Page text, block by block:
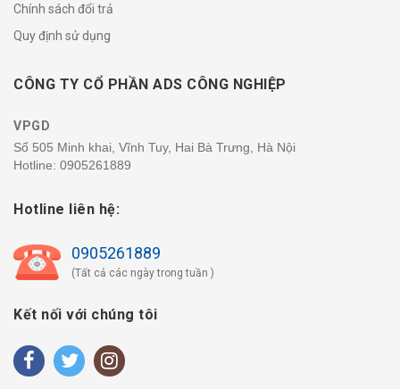
Chính sách đổi trả
Quy định sử dụng
CÔNG TY CỔ PHẦN ADS CÔNG NGHIỆP
VPGD
Số 505 Minh khai, Vĩnh Tuy, Hai Bà Trưng, Hà Nội
Hotline: 0905261889
Hotline liên hệ:
0905261889
(Tất cả các ngày trong tuần )
Kết nối với chúng tôi